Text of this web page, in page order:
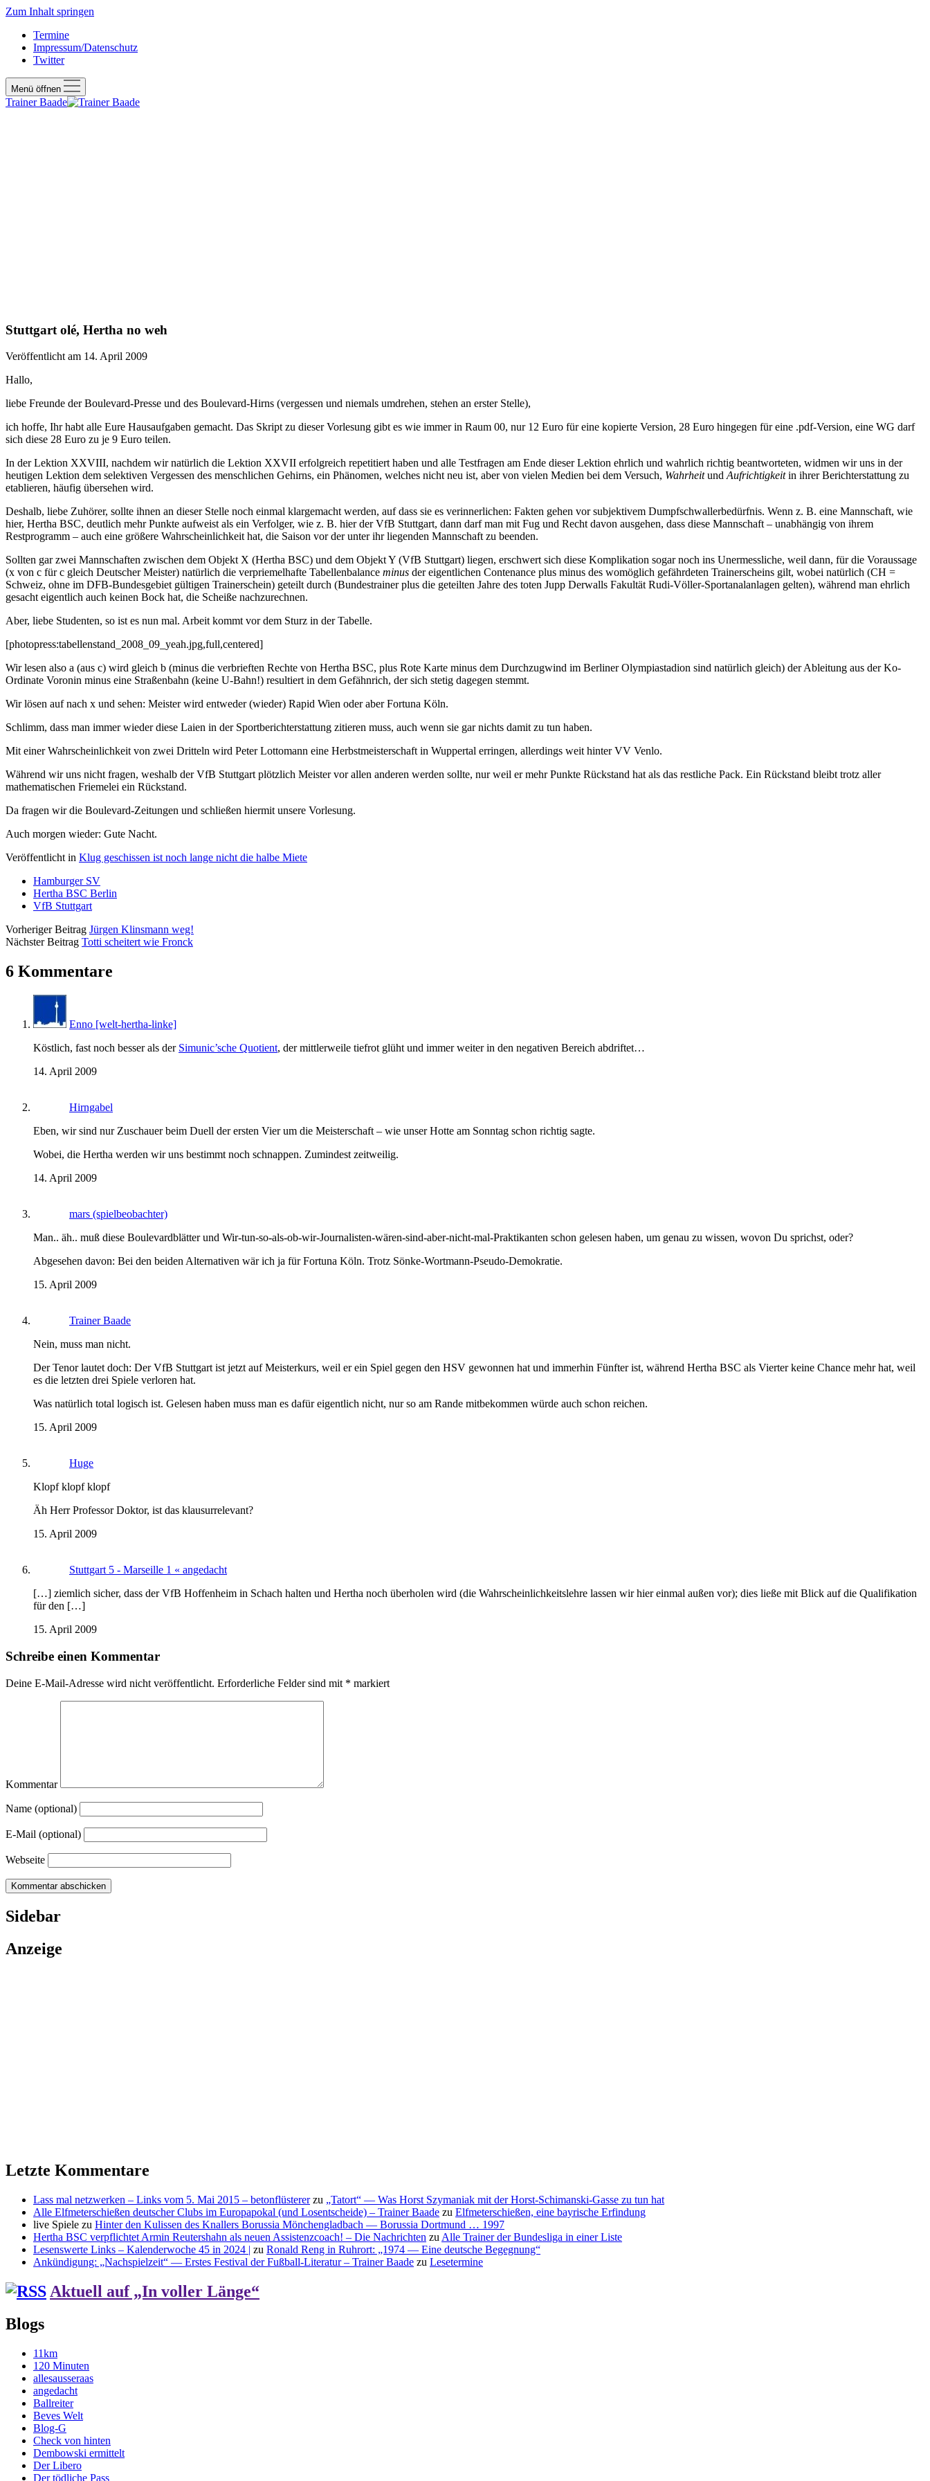
Zum Inhalt springen
Termine
Impressum/Datenschutz
Twitter
Menü öffnen
Trainer Baade
Stuttgart olé, Hertha no weh
Veröffentlicht am 14. April 2009
Hallo,
liebe Freunde der Boulevard-Presse und des Boulevard-Hirns (vergessen und niemals umdrehen, stehen an erster Stelle),
ich hoffe, Ihr habt alle Eure Hausaufgaben gemacht. Das Skript zu dieser Vorlesung gibt es wie immer in Raum 00, nur 12 Euro für eine kopierte Version, 28 Euro hingegen für eine .pdf-Version, eine WG darf
sich diese 28 Euro zu je 9 Euro teilen.
In der Lektion XXVIII, nachdem wir natürlich die Lektion XXVII erfolgreich repetitiert haben und alle Testfragen am Ende dieser Lektion ehrlich und wahrlich richtig beantworteten, widmen wir uns in der
heutigen Lektion dem selektiven Vergessen des menschlichen Gehirns, ein Phänomen, welches nicht neu ist, aber von vielen Medien bei dem Versuch, WahrheitundAufrichtigkeitin ihrer Berichterstattung zu
etablieren, häufig übersehen wird.
Deshalb, liebe Zuhörer, sollte ihnen an dieser Stelle noch einmal klargemacht werden, auf dass sie es verinnerlichen: Fakten gehen vor subjektivem Dumpfschwallerbedürfnis. Wenn z. B. eine Mannschaft, wie
hier, Hertha BSC, deutlich mehr Punkte aufweist als ein Verfolger, wie z. B. hier der VfB Stuttgart, dann darf man mit Fug und Recht davon ausgehen, dass diese Mannschaft – unabhängig von ihrem
Restprogramm – auch eine größere Wahrscheinlichkeit hat, die Saison vor der unter ihr liegenden Mannschaft zu beenden.
Sollten gar zwei Mannschaften zwischen dem Objekt X (Hertha BSC) und dem Objekt Y (VfB Stuttgart) liegen, erschwert sich diese Komplikation sogar noch ins Unermessliche, weil dann, für die Voraussage
(x von c für c gleich Deutscher Meister) natürlich die verpriemelhafte Tabellenbalance minus der eigentlichen Contenance plus minus des womöglich gefährdeten Trainerscheins gilt, wobei natürlich (CH =
Schweiz, ohne im DFB-Bundesgebiet gültigen Trainerschein) geteilt durch (Bundestrainer plus die geteilten Jahre des toten Jupp Derwalls Fakultät Rudi-Völler-Sportanalanlagen gelten), während man ehrlich
gesacht eigentlich auch keinen Bock hat, die Scheiße nachzurechnen.
Aber, liebe Studenten, so ist es nun mal. Arbeit kommt vor dem Sturz in der Tabelle.
[photopress:tabellenstand_2008_09_yeah.jpg,full,centered]
Wir lesen also a (aus c) wird gleich b (minus die verbrieften Rechte von Hertha BSC, plus Rote Karte minus dem Durchzugwind im Berliner Olympiastadion sind natürlich gleich) der Ableitung aus der Ko-
Ordinate Voronin minus eine Straßenbahn (keine U-Bahn!) resultiert in dem Gefähnrich, der sich stetig dagegen stemmt.
Wir lösen auf nach x und sehen: Meister wird entweder (wieder) Rapid Wien oder aber Fortuna Köln.
Schlimm, dass man immer wieder diese Laien in der Sportberichterstattung zitieren muss, auch wenn sie gar nichts damit zu tun haben.
Mit einer Wahrscheinlichkeit von zwei Dritteln wird Peter Lottomann eine Herbstmeisterschaft in Wuppertal erringen, allerdings weit hinter VV Venlo.
Während wir uns nicht fragen, weshalb der VfB Stuttgart plötzlich Meister vor allen anderen werden sollte, nur weil er mehr Punkte Rückstand hat als das restliche Pack. Ein Rückstand bleibt trotz aller
mathematischen Friemelei ein Rückstand.
Da fragen wir die Boulevard-Zeitungen und schließen hiermit unsere Vorlesung.
Auch morgen wieder: Gute Nacht.
Veröffentlicht in Klug geschissen ist noch lange nicht die halbe Miete
Hamburger SV
Hertha BSC Berlin
VfB Stuttgart
Vorheriger Beitrag Jürgen Klinsmann weg!
Nächster Beitrag Totti scheitert wie Fronck
6 Kommentare
Enno [welt-hertha-linke]
Köstlich, fast noch besser als der Simunic’sche Quotient, der mittlerweile tiefrot glüht und immer weiter in den negativen Bereich abdriftet…
14. April 2009
Hirngabel
Eben, wir sind nur Zuschauer beim Duell der ersten Vier um die Meisterschaft – wie unser Hotte am Sonntag schon richtig sagte.
Wobei, die Hertha werden wir uns bestimmt noch schnappen. Zumindest zeitweilig.
14. April 2009
mars (spielbeobachter)
Man.. äh.. muß diese Boulevardblätter und Wir-tun-so-als-ob-wir-Journalisten-wären-sind-aber-nicht-mal-Praktikanten schon gelesen haben, um genau zu wissen, wovon Du sprichst, oder?
Abgesehen davon: Bei den beiden Alternativen wär ich ja für Fortuna Köln. Trotz Sönke-Wortmann-Pseudo-Demokratie.
15. April 2009
Trainer Baade
Nein, muss man nicht.
Der Tenor lautet doch: Der VfB Stuttgart ist jetzt auf Meisterkurs, weil er ein Spiel gegen den HSV gewonnen hat und immerhin Fünfter ist, während Hertha BSC als Vierter keine Chance mehr hat, weil
es die letzten drei Spiele verloren hat.
Was natürlich total logisch ist. Gelesen haben muss man es dafür eigentlich nicht, nur so am Rande mitbekommen würde auch schon reichen.
15. April 2009
Huge
Klopf klopf klopf
Äh Herr Professor Doktor, ist das klausurrelevant?
15. April 2009
Stuttgart 5 - Marseille 1 « angedacht
[…] ziemlich sicher, dass der VfB Hoffenheim in Schach halten und Hertha noch überholen wird (die Wahrscheinlichkeitslehre lassen wir hier einmal außen vor); dies ließe mit Blick auf die Qualifikation
für den […]
15. April 2009
Schreibe einen Kommentar
Deine E-Mail-Adresse wird nicht veröffentlicht. Erforderliche Felder sind mit * markiert
Kommentar
Name (optional)
E-Mail (optional)
Webseite
Sidebar
Anzeige
Letzte Kommentare
Lass mal netzwerken – Links vom 5. Mai 2015 – betonflüstererzu „Tatort“ — Was Horst Szymaniak mit der Horst-Schimanski-Gasse zu tun hat
Alle Elfmeterschießen deutscher Clubs im Europapokal (und Losentscheide) – Trainer Baade zu Elfmeterschießen, eine bayrische Erfindung
live Spiele zu Hinter den Kulissen des Knallers Borussia Mönchengladbach — Borussia Dortmund … 1997
Hertha BSC verpflichtet Armin Reutershahn als neuen Assistenzcoach! – Die Nachrichten zu Alle Trainer der Bundesliga in einer Liste
Lesenswerte Links – Kalenderwoche 45 in 2024 | zu Ronald Reng in Ruhrort: „1974 — Eine deutsche Begegnung“
Ankündigung: „Nachspielzeit“ — Erstes Festival der Fußball-Literatur – Trainer Baade zu Lesetermine
Aktuell auf „In voller Länge“
Blogs
11km
120 Minuten
allesausseraas
angedacht
Ballreiter
Beves Welt
Blog-G
Check von hinten
Dembowski ermittelt
Der Libero
Der tödliche Pass